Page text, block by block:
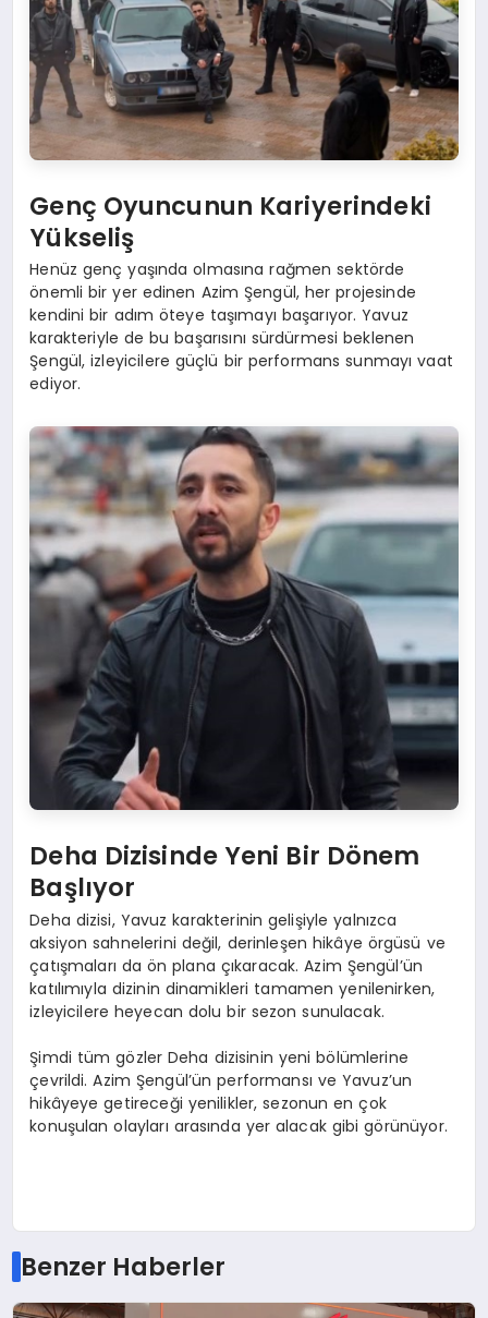
Genç Oyuncunun Kariyerindeki
Yükseliş
Henüz genç yaşında olmasına rağmen sektörde
önemli bir yer edinen Azim Şengül, her projesinde
kendini bir adım öteye taşımayı başarıyor. Yavuz
karakteriyle de bu başarısını sürdürmesi beklenen
Şengül, izleyicilere güçlü bir performans sunmayı vaat
ediyor.
Deha Dizisinde Yeni Bir Dönem
Başlıyor
Deha dizisi, Yavuz karakterinin gelişiyle yalnızca
aksiyon sahnelerini değil, derinleşen hikâye örgüsü ve
çatışmaları da ön plana çıkaracak. Azim Şengül’ün
katılımıyla dizinin dinamikleri tamamen yenilenirken,
izleyicilere heyecan dolu bir sezon sunulacak.
Şimdi tüm gözler Deha dizisinin yeni bölümlerine
çevrildi. Azim Şengül’ün performansı ve Yavuz’un
hikâyeye getireceği yenilikler, sezonun en çok
konuşulan olayları arasında yer alacak gibi görünüyor.
Benzer Haberler